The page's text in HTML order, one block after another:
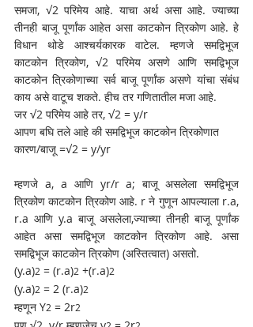
समजा, √2 परिमेय आहे. याचा अर्थ असा आहे. ज्याच्या
तीनही बाजू पूर्णांक आहेत असा काटकोन त्रिकोण आहे. हे
विधान थोडे आश्चर्यकारक वाटेल. म्हणजे समद्विभूज
काटकोन त्रिकोण, √2 परिमेय असणे आणि समद्विभूज
काटकोन त्रिकोणाच्या सर्व बाजू पूर्णांक असणे यांचा संबंध
काय असे वाटूच शकते. हीच तर गणितातील मजा आहे.
जर √2 परिमेय आहे तर, √2 = y/r
आपण बघि तले आहे की समद्विभूज काटकोन त्रिकोणात
कारण/बाजू =√2 = y/yr
म्हणजे a, a आणि yr/r a; बाजू असलेला समद्विभूज
त्रिकोण काटकोन त्रिकोण आहे. r ने गुणून आपल्याला r.a,
r.a आणि y.a बाजू असलेला,ज्याच्या तीनही बाजू पूर्णांक
आहेत असा समद्विभूज काटकोन त्रिकोण आहे. असा
समद्विभूज काटकोन त्रिकोण (अस्तित्वात) असतो.
(y.a)2 = (r.a)2 +(r.a)2
(y.a)2 = 2 (r.a)2
म्हणून Y2 = 2r2